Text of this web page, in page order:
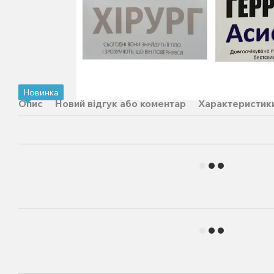
Новинка
Опис Новий відгук або коментар